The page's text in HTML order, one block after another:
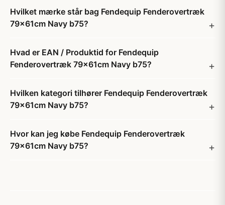
Hvilket mærke står bag Fendequip Fenderovertræk
79x61cm Navy b75?
Hvad er EAN / Produktid for Fendequip
Fenderovertræk 79x61cm Navy b75?
Hvilken kategori tilhører Fendequip Fenderovertræk
79x61cm Navy b75?
Hvor kan jeg købe Fendequip Fenderovertræk
79x61cm Navy b75?